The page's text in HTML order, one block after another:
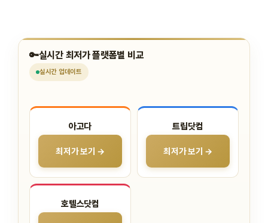
🔑실시간 최저가 플랫폼별 비교
실시간 업데이트
아고다
최저가 보기 →
트립닷컴
최저가 보기 →
호텔스닷컴